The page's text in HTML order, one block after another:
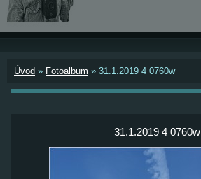
Úvod » Fotoalbum » 31.1.2019 4 0760w
31.1.2019 4 0760w